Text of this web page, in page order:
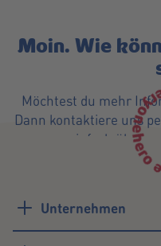
Moin. Wie
Möchtest du mehr
Dann kontaktiere uns
einfach über
Unternehmen